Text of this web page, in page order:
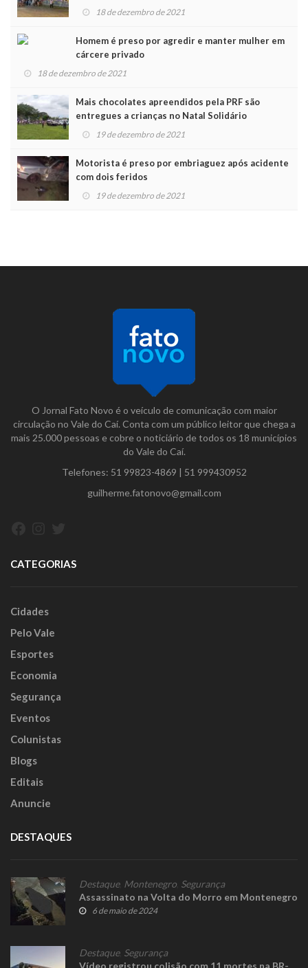
Noel
18 de dezembro de 2021
Homem é preso por agredir e manter mulher em
cárcere privado
18 de dezembro de 2021
Mais chocolates apreendidos pela PRF são
entregues a crianças no Natal Solidário
19 de dezembro de 2021
Motorista é preso por embriaguez após acidente
com dois feridos
19 de dezembro de 2021
O Jornal Fato Novo é o veículo de comunicação com maior
circulação no Vale do Caí. Conta com um público leitor que chega a
mais 25.000 pessoas e cobre o noticiário de todos os 18 municípios
do Vale do Caí.
Telefones: 51 99823-4869 | 51 999430952
guilherme.fatonovo@gmail.com
CATEGORIAS
Cidades
Pelo Vale
Esportes
Economia
Segurança
Eventos
Colunistas
Blogs
Editais
Anuncie
DESTAQUES
Destaque, Montenegro Segurança
Assassinato na Volta do Morro em Montenegro
6 de maio de 2024
Destaque, Segurança
Vídeo registrou colisão com 11 mortes na BR-